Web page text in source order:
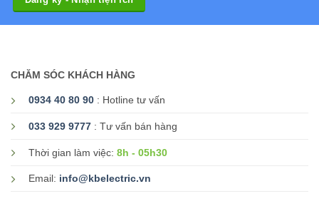
CHĂM SÓC KHÁCH HÀNG
0934 40 80 90 : Hotline tư vấn
033 929 9777 : Tư vấn bán hàng
Thời gian làm việc: 8h - 05h30
Email: info@kbelectric.vn